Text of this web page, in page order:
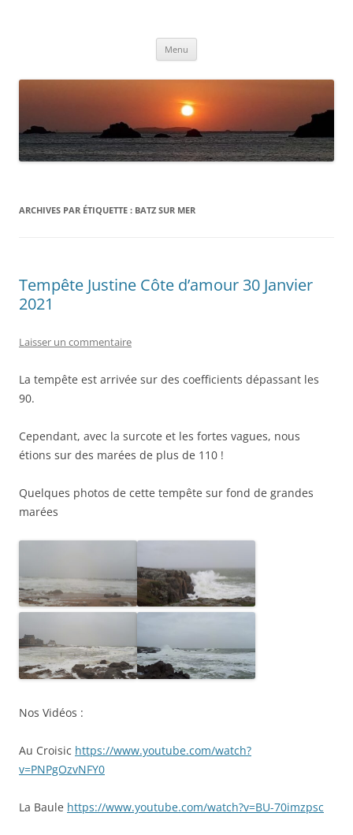
Menu
ARCHIVES PAR ÉTIQUETTE : BATZ SUR MER
Tempête Justine Côte d’amour 30 Janvier
2021
Laisser un commentaire
La tempête est arrivée sur des coefficients dépassant les
90.
Cependant, avec la surcote et les fortes vagues, nous
étions sur des marées de plus de 110 !
Quelques photos de cette tempête sur fond de grandes
marées
Nos Vidéos :
Au Croisic https://www.youtube.com/watch?
v=PNPgOzvNFY0
La Baule https://www.youtube.com/watch?v=BU-70imzpsc